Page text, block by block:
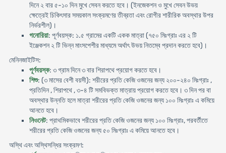
দিনে ২ বার ৫-১০ দিন মুখে সেবন করতে হবে। (ইনজেকশন ও মুখে সেবন উভয়
ক্ষেত্রেই চিকিৎসার সময়কাল সংক্রমণের তীব্রতা এবং রোগীর শারীরিক অবস্থার উপর
নির্ভরশীল)।
গনোরিয়া: পূর্ণবয়স্ক: ১.৫ গ্রামের একটি একক মাত্রা (৭৫০ মিঃগ্রাঃ এর ২ টি
ইঞ্জেকশন ২ টি ভিন্ন মাংসপেশীর মাধ্যমে অর্থাৎ উভয় নিতম্বে প্রদান করতে হবে)।
মেনিনজাইটিস:
পূর্ণবয়স্ক: ৩ গ্রাম দিনে ৩ বার শিরাপথে প্রয়োগ করতে হবে।
শিশু: (৩ মাসের বেশী বয়সী): শরীরের প্রতি কেজি ওজনের জন্য ২০০-২৪০ মিঃগ্রাঃ ,
প্রতিদিন , শিরাপথে , ৩-৪ টি সমবিভক্ত মাত্রায় প্রয়োগ করতে হবে। ৩ দিন পর বা
অবস্থার উন্নতি হলে মাত্রা শরীরের প্রতি কেজি ওজনের জন্য ১০০ মিঃগ্রাঃ এ কমিয়ে
আনতে হবে।
নিওনেট: প্রাথমিকভাবে শরীরের প্রতি কেজি ওজনের জন্য ১০০ মিঃগ্রাঃ, পরবর্তীতে
শরীরের প্রতি কেজি ওজনের জন্য ৫০ মিঃগ্রাঃ এ কমিয়ে আনতে হবে।
অস্থি এবং অস্থিসন্ধির সংক্রমণ: